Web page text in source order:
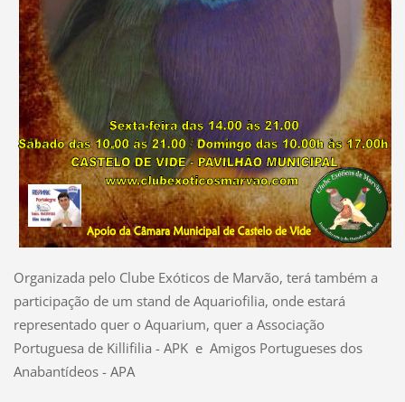
Organizada pelo Clube Exóticos de Marvão, terá também a
participação de um stand de Aquariofilia, onde estará
representado quer o Aquarium, quer a Associação
Portuguesa de Killifilia - APK e Amigos Portugueses dos
Anabantídeos - APA